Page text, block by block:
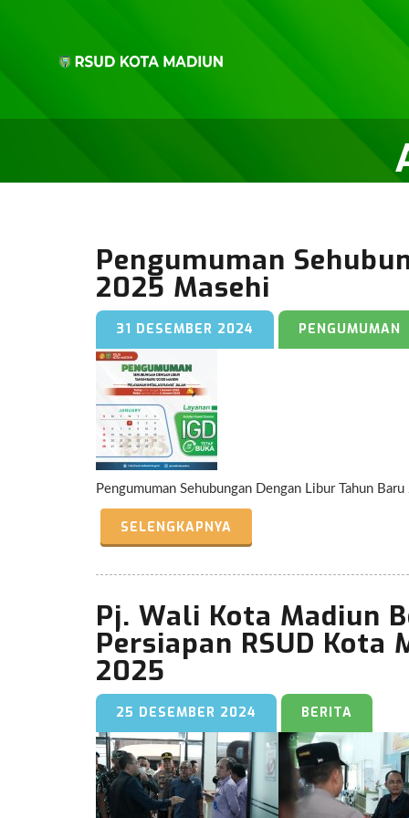
Pengumuman
2025 Masehi
31 DESEMBER 2024 PENGUMUMAN
Pengumuman Sehubungan Dengan Libur Tahun
SELENGKAPNYA
Pj. Wali Kota Madiun
Persiapan RSUD
2025
25 DESEMBER 2024 BERITA